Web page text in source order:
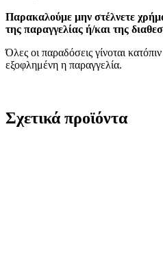
Παρακαλούμε μην στέλνετε
της παραγγελίας ή/και της
Όλες οι παραδόσεις γίνοται
εξοφλημένη η παραγγελία.
Σχετικά προϊόντα